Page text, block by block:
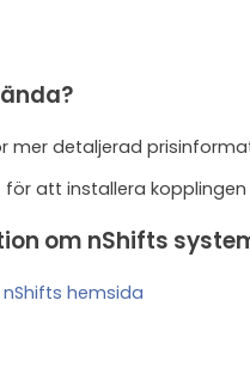
mer detaljerad
att installera
om nShifts
hemsida